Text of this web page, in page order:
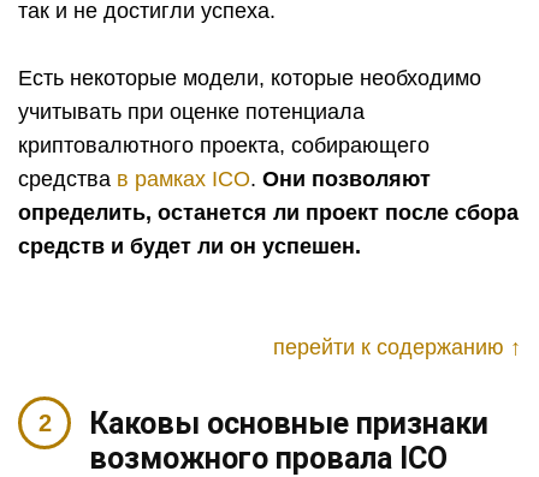
так и не достигли успеха.
Есть некоторые модели, которые необходимо
учитывать при оценке потенциала
криптовалютного проекта, собирающего
средства в рамках ICO. Они позволяют
определить, останется ли проект после сбора
средств и будет ли он успешен.
перейти к содержанию ↑
Каковы основные признаки
возможного провала ICO